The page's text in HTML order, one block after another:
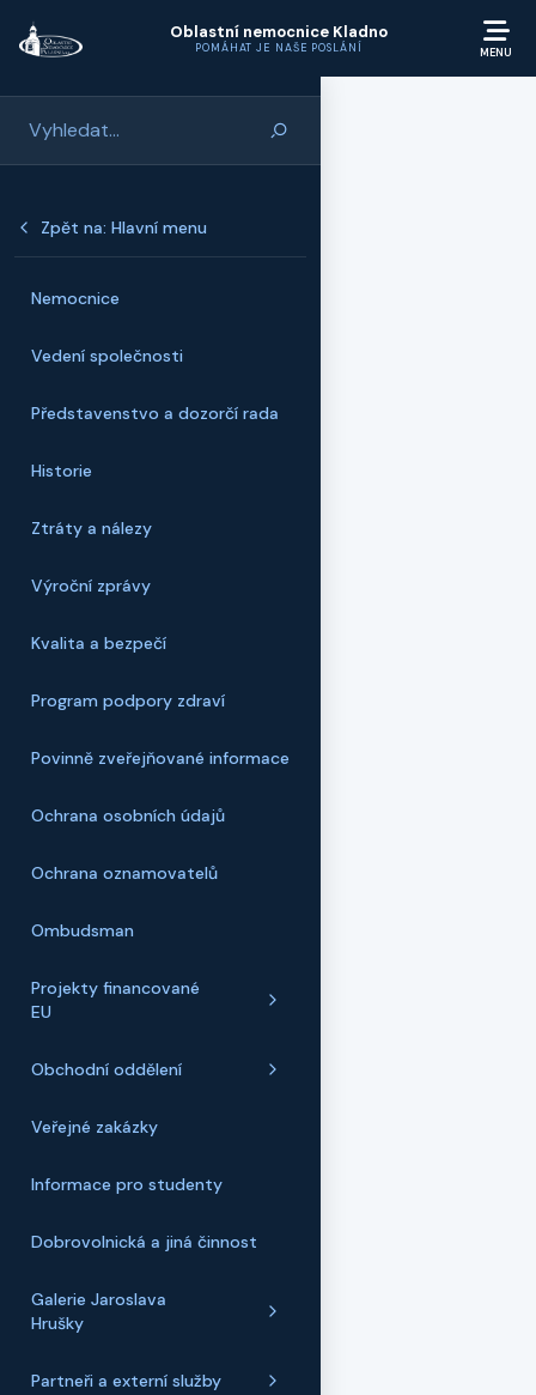
Oblastní nemocnice Kladno
POMÁHAT JE NAŠE POSLÁNÍ
Zpět na: Hlavní menu
Nemocnice
Vedení společnosti
Představenstvo a dozorčí rada
Historie
Ztráty a nálezy
Výroční zprávy
Kvalita a bezpečí
Program podpory zdraví
Povinně zveřejňované informace
Ochrana osobních údajů
Ochrana oznamovatelů
Ombudsman
Projekty financované
EU
Obchodní oddělení
Veřejné zakázky
Informace pro studenty
Dobrovolnická a jiná činnost
Galerie Jaroslava
Hrušky
Partneři a externí služby